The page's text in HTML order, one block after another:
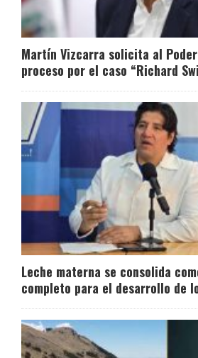
Martín Vizcarra solicita al
proceso por el caso “Richard
Leche materna se consolida
completo para el desarrollo de